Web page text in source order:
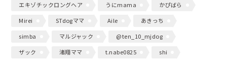
エキゾチックロングヘア
うにmama
かぴばら
Mirei
STdogママ Aile
あきっち
simba
マルジャック
@ten_10_mjdog
ザック
渚翔ママ t.nabe0825
shi